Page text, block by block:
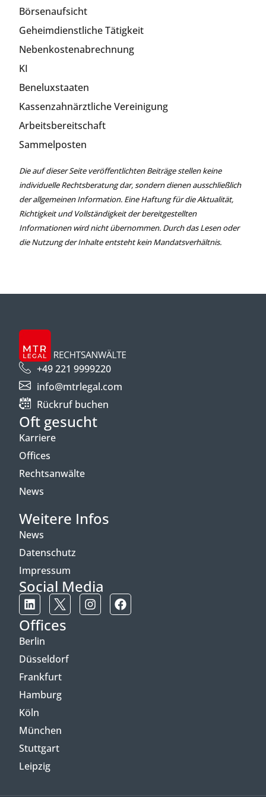
Börsenaufsicht
Geheimdienstliche Tätigkeit
Nebenkostenabrechnung
KI
Beneluxstaaten
Kassenzahnärztliche Vereinigung
Arbeitsbereitschaft
Sammelposten
Die auf dieser Seite veröffentlichten Beiträge stellen keine
individuelle Rechtsberatung dar, sondern dienen ausschließlich
der allgemeinen Information. Eine Haftung für die Aktualität,
Richtigkeit und Vollständigkeit der bereitgestellten
Informationen wird nicht übernommen. Durch das Lesen oder
die Nutzung der Inhalte entsteht kein Mandatsverhältnis.
+49 221 9999220
info@mtrlegal.com
Rückruf buchen
Oft gesucht
Karriere
Offices
Rechtsanwälte
News
Weitere Infos
News
Datenschutz
Impressum
Social Media
Offices
Berlin
Düsseldorf
Frankfurt
Hamburg
Köln
München
Stuttgart
Leipzig